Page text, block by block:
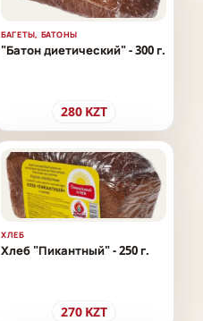
БАГЕТЫ, БАТОНЫ
"Батон диетический" - 300 г.
280 KZT
ХЛЕБ
Хлеб "Пикантный" - 250 г.
270 KZT